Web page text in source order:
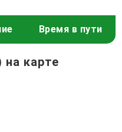
Время в пути
карте